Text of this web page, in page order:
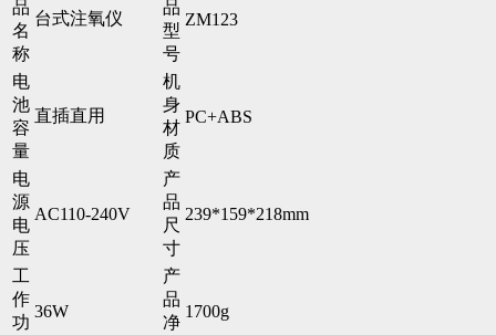
品
名
称
台式注氧仪
品
型
号
ZM123
电
池
容
量
直插直用
机
身
材
质
PC+ABS
电
源
电
压
AC110-240V
产
品
尺
寸
239*159*218mm
工
作
功
36W
产
品
净
1700g